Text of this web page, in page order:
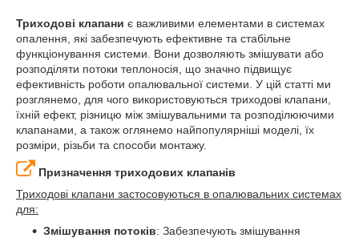
Триходові клапани є важливими елементами в системах
опалення, які забезпечують ефективне та стабільне
функціонування системи. Вони дозволяють змішувати або
розподіляти потоки теплоносія, що значно підвищує
ефективність роботи опалювальної системи. У цій статті ми
розглянемо, для чого використовуються триходові клапани,
їхній ефект, різницю між змішувальними та розподілюючими
клапанами, а також оглянемо найпопулярніші моделі, їх
розміри, різьби та способи монтажу.
Призначення триходових клапанів
Триходові клапани застосовуються в опалювальних системах
для:
Змішування потоків: Забезпечують змішування